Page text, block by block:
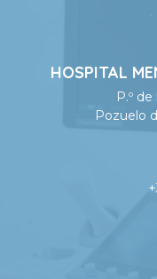
HOSPITAL
P.º
Pozuelo